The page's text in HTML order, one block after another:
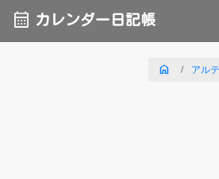
calendar_month カレンダー日記帳
home アル